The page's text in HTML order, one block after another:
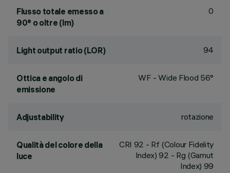
Flusso totale emesso a
90° o oltre (lm)
0
Light output ratio (LOR) 94
Ottica e angolo di
emissione
WF - Wide Flood 56°
Adjustability rotazione
Qualità del colore della
luce
CRI 92 - Rf (Colour Fidelity
Index) 92 - Rg (Gamut
Index) 99